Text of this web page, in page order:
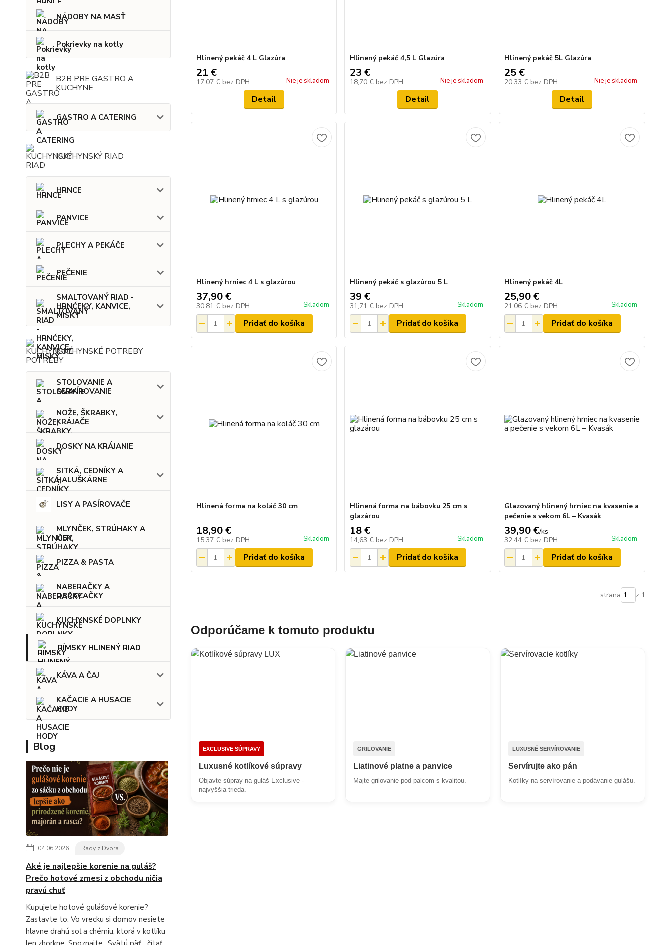
NÁDOBY NA MASŤ
Pokrievky na kotly
B2B PRE GASTRO A
KUCHYNE
GASTRO A CATERING
KUCHYNSKÝ RIAD
HRNCE
PANVICE
PLECHY A PEKÁČE
PEČENIE
SMALTOVANÝ RIAD -
HRNĆEKY, KANVICE,
MISKY
KUCHYNSKÉ POTREBY
STOLOVANIE A
SERVÍROVANIE
NOŽE, ŠKRABKY,
KRÁJAČE
DOSKY NA KRÁJANIE
SITKÁ, CEDNÍKY A
HALUŠKÁRNE
LISY A PASÍROVAČE
MLYNČEK, STRÚHAKY A
LISY
PIZZA & PASTA
NABERAČKY A
OBRACAČKY
KUCHYNSKÉ DOPLNKY
RÍMSKY HLINENÝ RIAD
KÁVA A ČAJ
KAČACIE A HUSACIE
HODY
Blog
04.06.2026 Rady z Dvora
Aké je najlepšie korenie na guláš?
Prečo hotové zmesi z obchodu ničia
pravú chuť
Kupujete hotové gulášové korenie?
Zastavte to. Vo vrecku si domov nesiete
hlavne drahú soľ a chémiu, ktorá v kotlíku
Hlinený pekáč 4 L Glazúra
21 €
17,07 € bez DPH Nie je skladom
Detail
Hlinený pekáč 4,5 L Glazúra
23 €
18,70 € bez DPH Nie je skladom
Detail
Hlinený pekáč 5L Glazúra
25 €
20,33 € bez DPH Nie je skladom
Detail
Hlinený hrniec 4 L s glazúrou
37,90 €
30,81 € bez DPH Skladom
Pridať do košíka
Hlinený pekáč s glazúrou 5 L
39 €
31,71 € bez DPH Skladom
Pridať do košíka
Hlinený pekáč 4L
25,90 €
21,06 € bez DPH Skladom
Pridať do košíka
Hlinená forma na koláč 30 cm
18,90 €
15,37 € bez DPH Skladom
Pridať do košíka
Hlinená forma na bábovku 25 cm s
glazárou
18 €
14,63 € bez DPH Skladom
Pridať do košíka
Glazovaný hlinený hrniec na kvasenie a
pečenie s vekom 6L – Kvasák
39,90 €/ks
32,44 € bez DPH Skladom
Pridať do košíka
strana z 1
Odporúčame k tomuto produktu
EXCLUSIVE SÚPRAVY
Luxusné kotlíkové súpravy
Objavte súpray na guláš Exclusive -
najvyššia trieda.
GRILOVANIE
Liatinové platne a panvice
Majte grilovanie pod palcom s kvalitou.
LUXUSNÉ SERVÍROVANIE
Servírujte ako pán
Kotlíky na servírovanie a podávanie gulášu.